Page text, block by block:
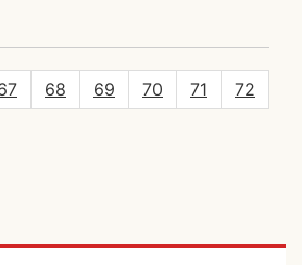
68 69 70 71
72